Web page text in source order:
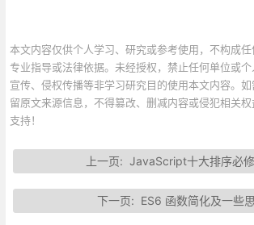
本文内容仅供个人学习、研究或参考使用，不构成任
专业指导或法律依据。未经授权，禁止任何单位或
宣传、侵权传播等非学习研究目的使用本文内容。
留原文来源信息，不得篡改、删减内容或侵犯相关
支持！
上一页:JavaScript十大排序必
下一页: ES6 函数简化及一些